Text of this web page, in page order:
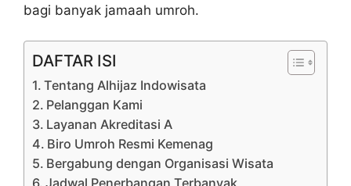
bagi banyak jamaah umroh.
DAFTAR ISI
Tentang Alhijaz Indowisata
Pelanggan Kami
Layanan Akreditasi A
Biro Umroh Resmi Kemenag
Bergabung dengan Organisasi Wisata
Jadwal Penerbangan Terbanyak